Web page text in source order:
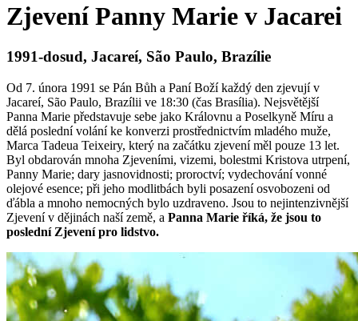
Zjevení Panny Marie v Jacarei
1991-dosud, Jacareí, São Paulo, Brazílie
Od 7. února 1991 se Pán Bůh a Paní Boží každý den zjevují v
Jacareí, São Paulo, Brazílii ve 18:30 (čas Brasília). Nejsvětější
Panna Marie představuje sebe jako Královnu a Poselkyně Míru a
dělá poslední volání ke konverzi prostřednictvím mladého muže,
Marca Tadeua Teixeiry, který na začátku zjevení měl pouze 13 let.
Byl obdarován mnoha Zjeveními, vizemi, bolestmi Kristova utrpení,
Panny Marie; dary jasnovidnosti; proroctví; vydechování vonné
olejové esence; při jeho modlitbách byli posazení osvobozeni od
ďábla a mnoho nemocných bylo uzdraveno. Jsou to nejintenzivnější
Zjevení v dějinách naší země, a Panna Marie říká, že jsou to
poslední Zjevení pro lidstvo.